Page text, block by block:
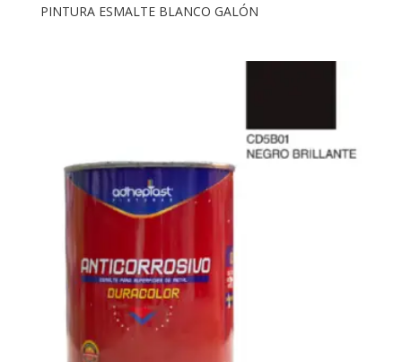
PINTURA ESMALTE BLANCO GALÓN